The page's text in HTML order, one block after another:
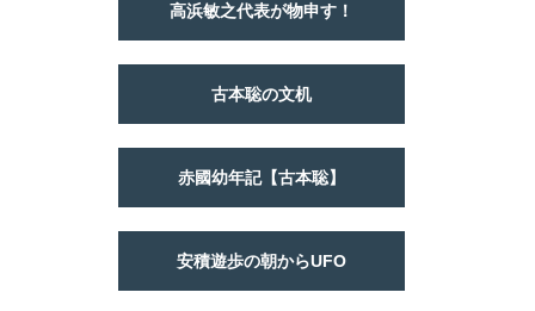
高浜敏之代表が物申す！
古本聡の文机
赤國幼年記【古本聡】
安積遊歩の朝からUFO